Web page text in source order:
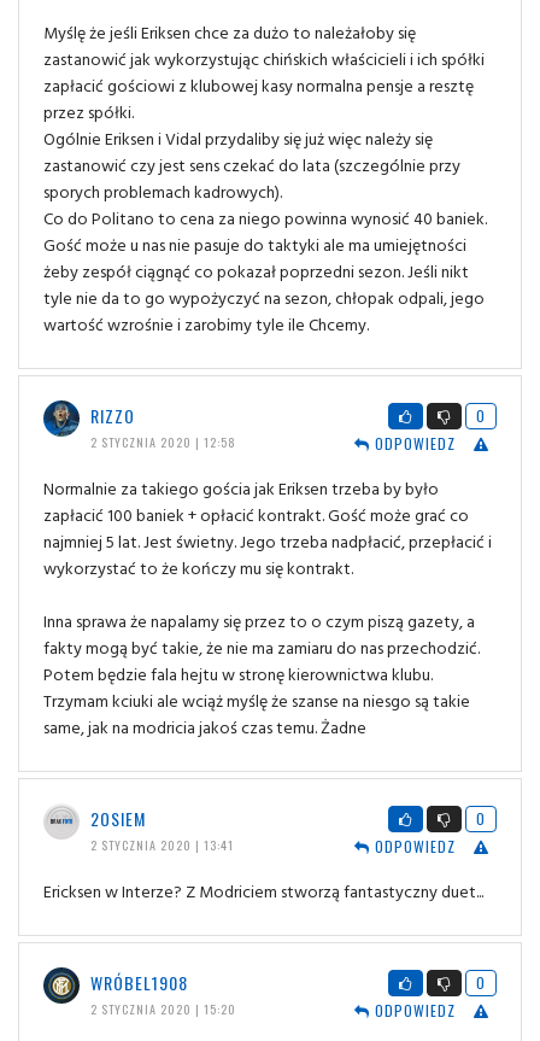
Myślę że jeśli Eriksen chce za dużo to należałoby się
zastanowić jak wykorzystując chińskich właścicieli i ich spółki
zapłacić gościowi z klubowej kasy normalna pensje a resztę
przez spółki.
Ogólnie Eriksen i Vidal przydaliby się już więc należy się
zastanowić czy jest sens czekać do lata (szczególnie przy
sporych problemach kadrowych).
Co do Politano to cena za niego powinna wynosić 40 baniek.
Gość może u nas nie pasuje do taktyki ale ma umiejętności
żeby zespół ciągnąć co pokazał poprzedni sezon. Jeśli nikt
tyle nie da to go wypożyczyć na sezon, chłopak odpali, jego
wartość wzrośnie i zarobimy tyle ile Chcemy.
RIZZO
2 STYCZNIA 2020 | 12:58
0
ODPOWIEDZ
Normalnie za takiego gościa jak Eriksen trzeba by było
zapłacić 100 baniek + opłacić kontrakt. Gość może grać co
najmniej 5 lat. Jest świetny. Jego trzeba nadpłacić, przepłacić i
wykorzystać to że kończy mu się kontrakt.
Inna sprawa że napalamy się przez to o czym piszą gazety, a
fakty mogą być takie, że nie ma zamiaru do nas przechodzić.
Potem będzie fala hejtu w stronę kierownictwa klubu.
Trzymam kciuki ale wciąż myślę że szanse na niesgo są takie
same, jak na modricia jakoś czas temu. Żadne
2OSIEM
2 STYCZNIA 2020 | 13:41
0
ODPOWIEDZ
Ericksen w Interze? Z Modriciem stworzą fantastyczny duet...
WRÓBEL1908
2 STYCZNIA 2020 | 15:20
0
ODPOWIEDZ